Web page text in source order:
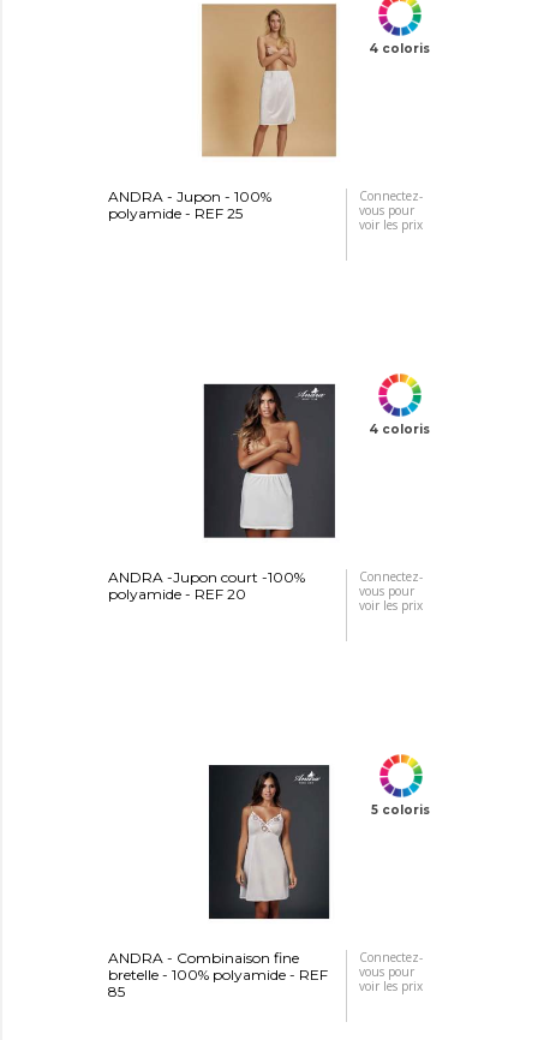
4 coloris
ANDRA - Jupon - 100%
polyamide - REF 25
Connectez-
vous pour
voir les prix
4 coloris
ANDRA -Jupon court -100%
polyamide - REF 20
Connectez-
vous pour
voir les prix
5 coloris
ANDRA - Combinaison fine
bretelle - 100% polyamide - REF
85
Connectez-
vous pour
voir les prix